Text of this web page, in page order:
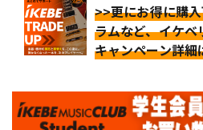
>>更にお得に購
ラムなど、イケ
キャンペーン詳細